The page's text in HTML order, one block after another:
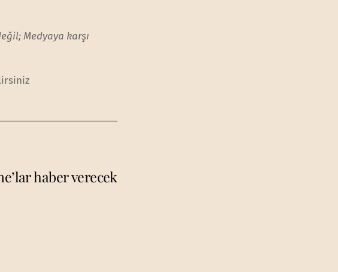
Medyaya karşı
haber verecek